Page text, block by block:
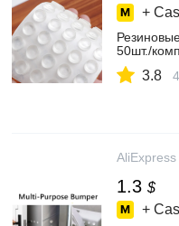
+
50шт./
3.8
AliExpress
1.3 $
+